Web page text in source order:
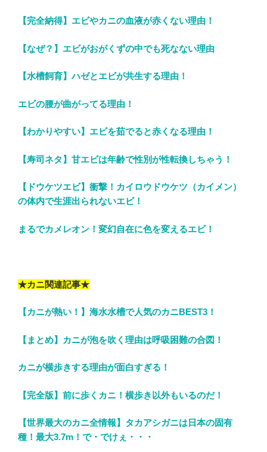
【完全納得】エビやカニの血液が赤くない理由！
【なぜ？】エビがおがくずの中でも死なない理由
【水槽飼育】ハゼとエビが共生する理由！
エビの腰が曲がってる理由！
【わかりやすい】エビを茹でると赤くなる理由！
【寿司ネタ】甘エビは年齢で性別が性転換しちゃう！
【ドウケツエビ】衝撃！カイロウドウケツ（カイメン）
の体内で生涯出られないエビ！
まるでカメレオン！変幻自在に色を変えるエビ！
★カニ関連記事★
【カニが熱い！】海水水槽で人気のカニBEST3！
【まとめ】カニが泡を吹く理由は呼吸困難の合図！
カニが横歩きする理由が面白すぎる！
【完全版】前に歩くカニ！横歩き以外もいるのだ！
【世界最大のカニ全情報】タカアシガニは日本の固有
種！最大3.7m！で・でけぇ・・・